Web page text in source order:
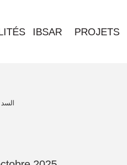
IBSAR PROJETS
السد